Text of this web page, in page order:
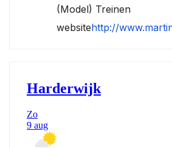
(Model) Treinen
websitehttp://